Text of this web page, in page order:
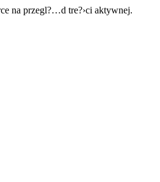
na przegl?…d tre?›ci aktywnej.